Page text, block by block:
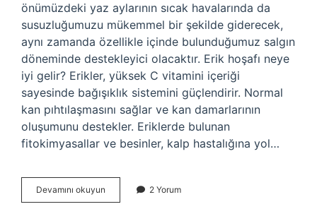
önümüzdeki yaz aylarının sıcak havalarında da
susuzluğumuzu mükemmel bir şekilde giderecek,
aynı zamanda özellikle içinde bulunduğumuz salgın
döneminde destekleyici olacaktır. Erik hoşafı neye
iyi gelir? Erikler, yüksek C vitamini içeriği
sayesinde bağışıklık sistemini güçlendirir. Normal
kan pıhtılaşmasını sağlar ve kan damarlarının
oluşumunu destekler. Eriklerde bulunan
fitokimyasallar ve besinler, kalp hastalığına yol…
Devamını okuyun Kompostosu
Neye
2 Yorum